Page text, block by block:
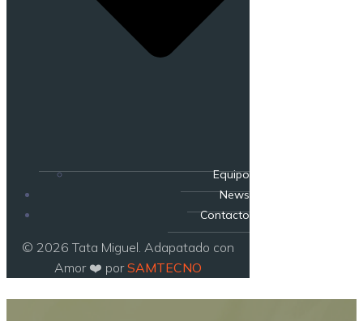
Equipo
News
Contacto
© 2026 Tata Miguel. Adapatado con
Amor ❤️ porSAMTECNO